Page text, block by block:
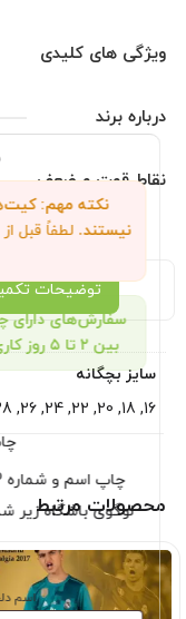
نکته مهم:
نیستند. لطفاً قبل
سفارش‌های دارای
بین ۲ تا ۵ روز کاری پس از ثبت سفارش ارسال می‌شوند.
لوگوی باشگاه زیر
اسم
ویژگی های کلیدی
تیشرت و شورت
ساخت تایلند
درباره برند
آدیداس
نمایش همه محصولات
نقاط قوت و ضعف
توضیحات
سایز بچگانه
16, 18, 20, 22, 24, 26, 28, 30, 32
محصولات مرتبط